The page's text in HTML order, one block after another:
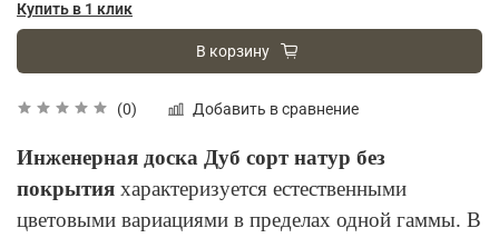
(0) Добавить в сравнение
Купить в 1 клик
В корзину
Инженерная доска Дуб сорт натур без
покрытия характеризуется естественными
цветовыми вариациями в пределах одной гаммы. В